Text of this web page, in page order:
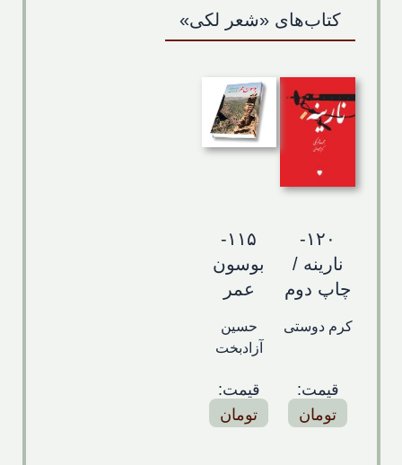
آرشیو بلندخوانی کتاب
آرشیو اخبار
تماس با ما
کتاب‌های «شعر لکی»
۱۲۰-
نارینه /
چاپ دوم
کرم دوستی
قیمت:
تومان
۱۱۵-
بوسون
عمر
حسین
آزادبخت
قیمت:
تومان